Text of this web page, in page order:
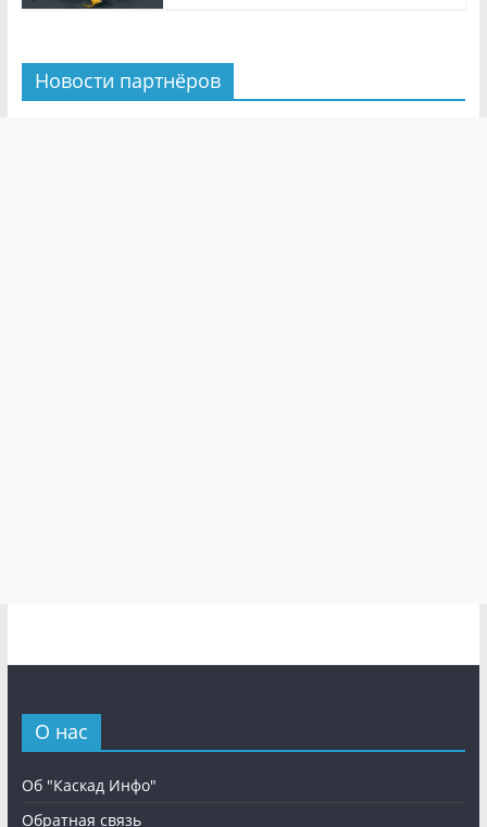
Новости партнёров
О нас
Об "Каскад Инфо"
Обратная связь